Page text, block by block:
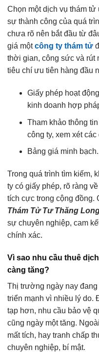
Chọn một dịch vụ thám
sự thành công của quá
chưa rõ nên bắt đầu từ
giá mộtcông ty thám tử
thời gian, công sức và rút
tiêu chí ưu tiên hàng đầu
Giấy phép hoạt
kinh doanh hợp
Tham khảo thông
công ty, xem xét
Bảng giá minh bạch.
Trong quá trình tìm kiếm,
ty có giấy phép, rõ ràng
tích cực trong cộng đồng.
Thám Tử TưThăng
sự chuyên nghiệp, cam
chính xác.
Vì sao nhu cầu thuê
càng tăng?
Thị trường ngày nay
triển mạnh vì nhiều lý do.
tạp hơn, nhu cầu bảo vệ
cũng ngày một tăng.
mất tích, hay tranh chấp
chuyên nghiệp, bí mật.